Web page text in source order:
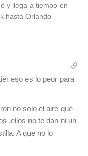
y llega a tiempo en
hasta Orlando
eso es lo peor para
no solo el aire que
,ellos no te dan ni un
A que no lo